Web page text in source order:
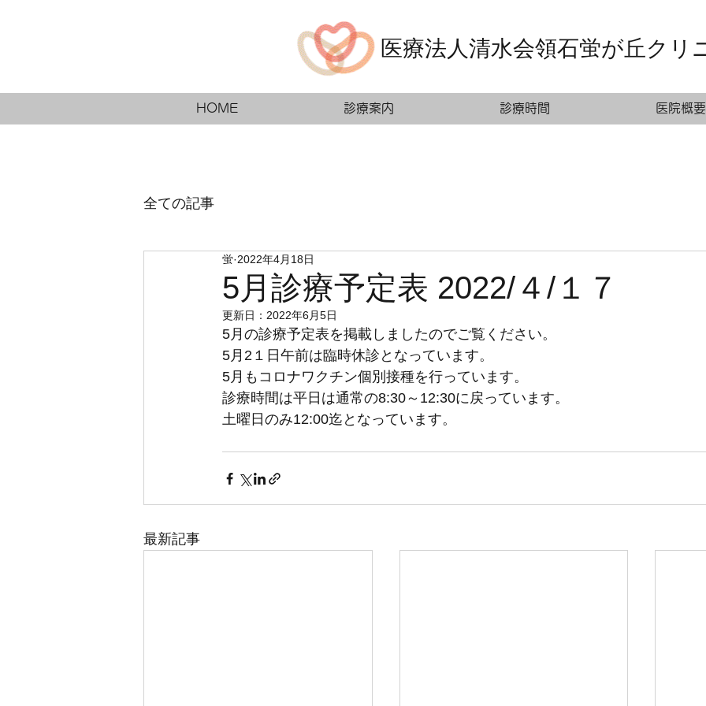
医療法人清水会領石蛍が丘クリ
HOME 診療案内 診療時間 医院概要
全ての記事
5月診療予定表 2022/４/１７
蛍 2022年4月18日
更新日： 2022年6月5日
5月の診療予定表を掲載しましたのでご覧ください。
5月2１日午前は臨時休診となっています。
5月もコロナワクチン個別接種を行っています。
診療時間は平日は通常の8:30～12:30に戻っています。
土曜日のみ12:00迄となっています。
最新記事